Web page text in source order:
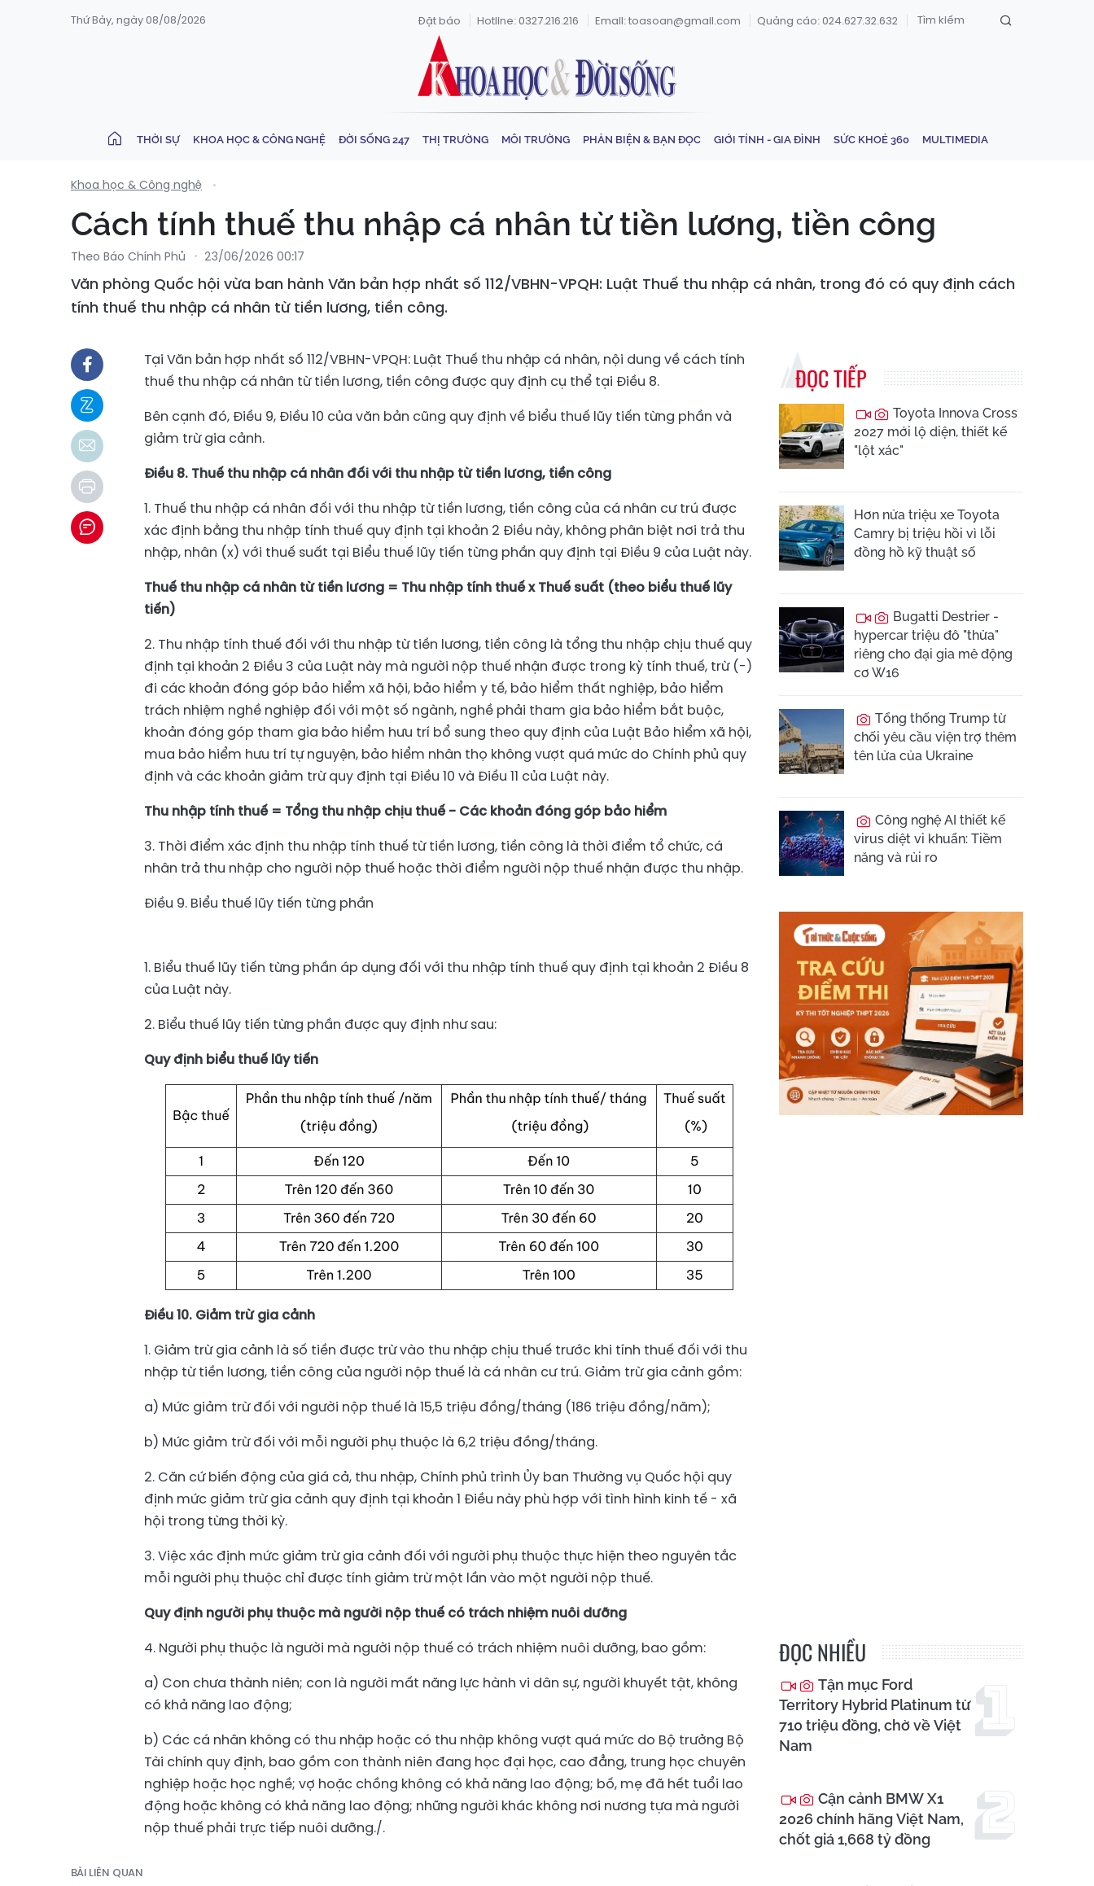
Thứ Bảy, ngày 08/08/2026 Đặt báo Hotline: 0327.216.216 Email: toasoan@gmail.com Quảng cáo: 024.627.32.632
THỜI SỰ KHOA HỌC & CÔNG NGHỆ ĐỜI SỐNG 247 THỊ TRƯỜNG MÔI TRƯỜNG PHẢN BIỆN & BẠN ĐỌC GIỚI TÍNH - GIA ĐÌNH SỨC KHOẺ 360 MULTIMEDIA
Khoa học & Công nghệ
Cách tính thuế thu nhập cá nhân từ tiền lương, tiền công
Theo Báo Chính Phủ 23/06/2026 00:17
Văn phòng Quốc hội vừa ban hành Văn bản hợp nhất số 112/VBHN-VPQH: Luật Thuế thu nhập cá nhân, trong đó có quy định cách
tính thuế thu nhập cá nhân từ tiền lương, tiền công.
Tại Văn bản hợp nhất số 112/VBHN-VPQH: Luật Thuế thu nhập cá nhân, nội dung về cách tính
thuế thu nhập cá nhân từ tiền lương, tiền công được quy định cụ thể tại Điều 8.
Bên cạnh đó, Điều 9, Điều 10 của văn bản cũng quy định về biểu thuế lũy tiến từng phần và
giảm trừ gia cảnh.
Điều 8. Thuế thu nhập cá nhân đối với thu nhập từ tiền lương, tiền công
1. Thuế thu nhập cá nhân đối với thu nhập từ tiền lương, tiền công của cá nhân cư trú được
xác định bằng thu nhập tính thuế quy định tại khoản 2 Điều này, không phân biệt nơi trả thu
nhập, nhân (x) với thuế suất tại Biểu thuế lũy tiến từng phần quy định tại Điều 9 của Luật này.
Thuế thu nhập cá nhân từ tiền lương = Thu nhập tính thuế x Thuế suất (theo biểu thuế lũy
tiến)
2. Thu nhập tính thuế đối với thu nhập từ tiền lương, tiền công là tổng thu nhập chịu thuế quy
định tại khoản 2 Điều 3 của Luật này mà người nộp thuế nhận được trong kỳ tính thuế, trừ (-)
đi các khoản đóng góp bảo hiểm xã hội, bảo hiểm y tế, bảo hiểm thất nghiệp, bảo hiểm
trách nhiệm nghề nghiệp đối với một số ngành, nghề phải tham gia bảo hiểm bắt buộc,
khoản đóng góp tham gia bảo hiểm hưu trí bổ sung theo quy định của Luật Bảo hiểm xã hội,
mua bảo hiểm hưu trí tự nguyện, bảo hiểm nhân thọ không vượt quá mức do Chính phủ quy
định và các khoản giảm trừ quy định tại Điều 10 và Điều 11 của Luật này.
Thu nhập tính thuế = Tổng thu nhập chịu thuế - Các khoản đóng góp bảo hiểm
3. Thời điểm xác định thu nhập tính thuế từ tiền lương, tiền công là thời điểm tổ chức, cá
nhân trả thu nhập cho người nộp thuế hoặc thời điểm người nộp thuế nhận được thu nhập.
Điều 9. Biểu thuế lũy tiến từng phần
1. Biểu thuế lũy tiến từng phần áp dụng đối với thu nhập tính thuế quy định tại khoản 2 Điều 8
của Luật này.
2. Biểu thuế lũy tiến từng phần được quy định như sau:
Quy định biểu thuế lũy tiến
Điều 10. Giảm trừ gia cảnh
1. Giảm trừ gia cảnh là số tiền được trừ vào thu nhập chịu thuế trước khi tính thuế đối với thu
nhập từ tiền lương, tiền công của người nộp thuế là cá nhân cư trú. Giảm trừ gia cảnh gồm:
a) Mức giảm trừ đối với người nộp thuế là 15,5 triệu đồng/tháng (186 triệu đồng/năm);
b) Mức giảm trừ đối với mỗi người phụ thuộc là 6,2 triệu đồng/tháng.
2. Căn cứ biến động của giá cả, thu nhập, Chính phủ trình Ủy ban Thường vụ Quốc hội quy
định mức giảm trừ gia cảnh quy định tại khoản 1 Điều này phù hợp với tình hình kinh tế - xã
hội trong từng thời kỳ.
3. Việc xác định mức giảm trừ gia cảnh đối với người phụ thuộc thực hiện theo nguyên tắc
mỗi người phụ thuộc chỉ được tính giảm trừ một lần vào một người nộp thuế.
Quy định người phụ thuộc mà người nộp thuế có trách nhiệm nuôi dưỡng
4. Người phụ thuộc là người mà người nộp thuế có trách nhiệm nuôi dưỡng, bao gồm:
a) Con chưa thành niên; con là người mất năng lực hành vi dân sự, người khuyết tật, không
có khả năng lao động;
b) Các cá nhân không có thu nhập hoặc có thu nhập không vượt quá mức do Bộ trưởng Bộ
Tài chính quy định, bao gồm con thành niên đang học đại học, cao đẳng, trung học chuyên
nghiệp hoặc học nghề; vợ hoặc chồng không có khả năng lao động; bố, mẹ đã hết tuổi lao
động hoặc không có khả năng lao động; những người khác không nơi nương tựa mà người
nộp thuế phải trực tiếp nuôi dưỡng./.
BÀI LIÊN QUAN
ĐỌC TIẾP
Toyota Innova Cross
2027 mới lộ diện, thiết kế
"lột xác"
Hơn nửa triệu xe Toyota
Camry bị triệu hồi vì lỗi
đồng hồ kỹ thuật số
Bugatti Destrier -
hypercar triệu đô "thửa"
riêng cho đại gia mê động
cơ W16
Tổng thống Trump từ
chối yêu cầu viện trợ thêm
tên lửa của Ukraine
Công nghệ AI thiết kế
virus diệt vi khuẩn: Tiềm
năng và rủi ro
ĐỌC NHIỀU
Tận mục Ford
Territory Hybrid Platinum từ
710 triệu đồng, chờ về Việt
Nam
Cận cảnh BMW X1
2026 chính hãng Việt Nam,
chốt giá 1,668 tỷ đồng